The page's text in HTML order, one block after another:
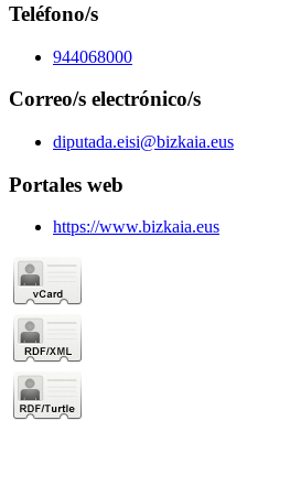
Teléfono/s
944068000
Correo/s electrónico/s
diputada.eisi@bizkaia.eus
Portales web
https://www.bizkaia.eus